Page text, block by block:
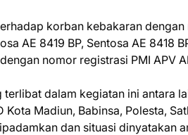
korban kebakaran
AE 8419 BP, Sentosa AE 8418
nomor registrasi PMI APV
dalam kegiatan ini antara
Madiun, Babinsa, Polesta,
dan situasi dinyatakan